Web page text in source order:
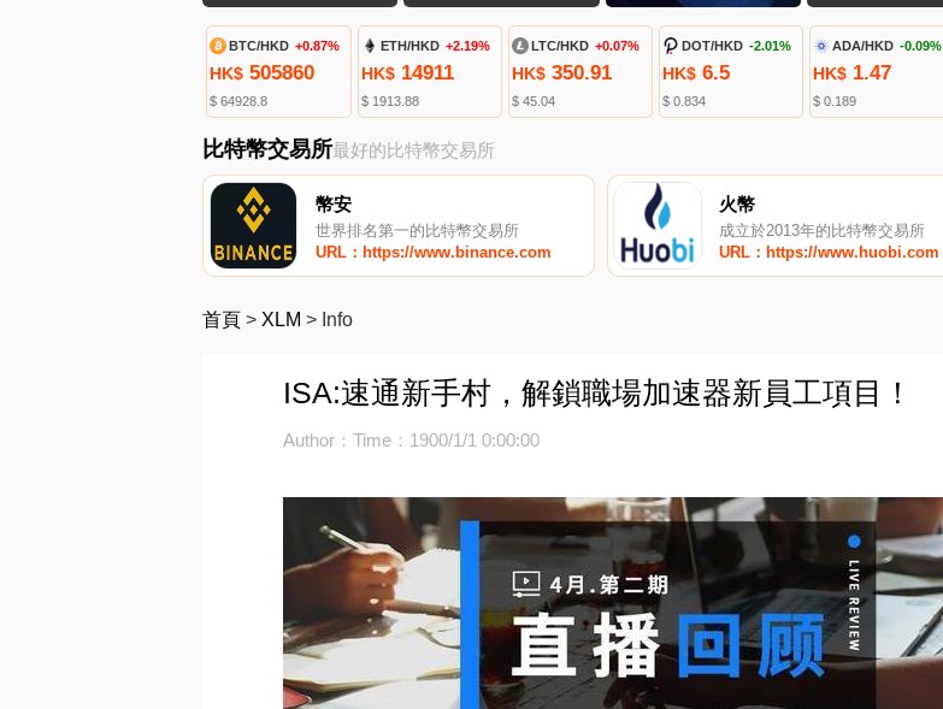
BTC/HKD +0.87%
HK$ 505860
$ 64928.8
ETH/HKD +2.19%
HK$14911
$ 1913.88
LTC/HKD +0.07%
HK$350.91
$ 45.04
DOT/HKD -2.01%
HK$6.5
$ 0.834
ADA/HKD -0.09%
HK$1.47
$ 0.189
比特幣交易所最好的比特幣交易所
幣安
世界排名第一的比特幣交易所
URL：https://www.binance.com
火幣
成立於2013年的比特幣交易所
URL：https://www.huobi.com
首頁 > XLM > Info
ISA:速通新手村，解鎖職場加速器新員工項目！
Author：Time：1900/1/1 0:00:00